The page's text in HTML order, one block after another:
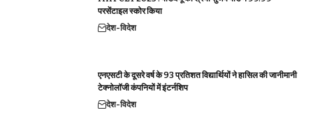
परसेंटाइल स्कोर किया
देश-विदेश
एनएसटी के दूसरे वर्ष के 93 प्रतिशत विद्यार्थियों ने हासिल की जानीमानी
टेक्नोलॉजी कंपनियों में इंटर्नशिप
देश-विदेश